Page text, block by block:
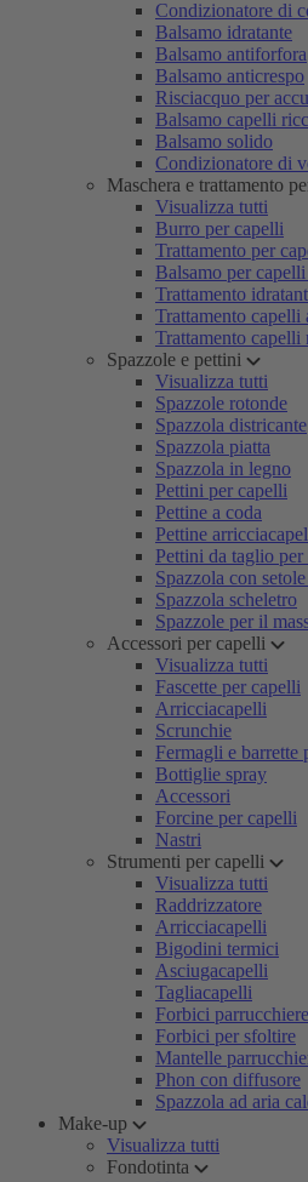
Condizionatore di
Balsamo idratante
Balsamo antiforfora
Balsamo anticrespo
Risciacquo per
Balsamo capelli
Balsamo solido
Condizionatore di
Maschera e trattamento
Visualizza tutti
Burro per capelli
Trattamento per
Balsamo per
Trattamento
Trattamento capelli
Trattamento capelli
Spazzole e pettini
Visualizza tutti
Spazzole rotonde
Spazzola districante
Spazzola piatta
Spazzola in legno
Pettini per capelli
Pettine a coda
Pettine
Pettini da taglio per
Spazzola con
Spazzola scheletro
Spazzole per il
Accessori per capelli
Visualizza tutti
Fascette per capelli
Arricciacapelli
Scrunchie
Fermagli e barrette
Bottiglie spray
Accessori
Forcine per capelli
Nastri
Strumenti per capelli
Visualizza tutti
Raddrizzatore
Arricciacapelli
Bigodini termici
Asciugacapelli
Tagliacapelli
Forbici parrucchiere
Forbici per sfoltire
Mantelle
Phon con diffusore
Spazzola ad aria
Make-up
Visualizza tutti
Fondotinta